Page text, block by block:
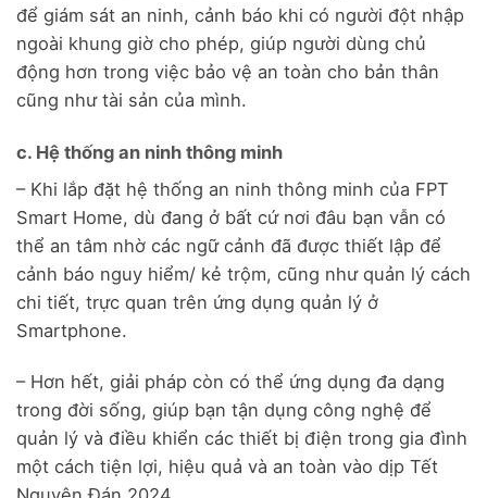
để giám sát an ninh, cảnh báo khi có người đột nhập
ngoài khung giờ cho phép, giúp người dùng chủ
động hơn trong việc bảo vệ an toàn cho bản thân
cũng như tài sản của mình.
c. Hệ thống an ninh thông minh
– Khi lắp đặt hệ thống an ninh thông minh của FPT
Smart Home, dù đang ở bất cứ nơi đâu bạn vẫn có
thể an tâm nhờ các ngữ cảnh đã được thiết lập để
cảnh báo nguy hiểm/ kẻ trộm, cũng như quản lý cách
chi tiết, trực quan trên ứng dụng quản lý ở
Smartphone.
– Hơn hết, giải pháp còn có thể ứng dụng đa dạng
trong đời sống, giúp bạn tận dụng công nghệ để
quản lý và điều khiển các thiết bị điện trong gia đình
một cách tiện lợi, hiệu quả và an toàn vào dịp Tết